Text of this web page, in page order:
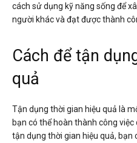
cách sử dụng kỹ năng sống để
người khác và đạt được thành
Cách để tận
quả
Tận dụng thời gian hiệu quả là
bạn có thể hoàn thành công
tận dụng thời gian hiệu quả, bạn